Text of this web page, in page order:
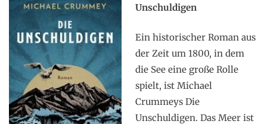
Unschuldigen
Ein historischer Roman aus
der Zeit um 1800, in dem
die See eine große Rolle
spielt, ist Michael
Crummeys Die
Unschuldigen. Das Meer ist